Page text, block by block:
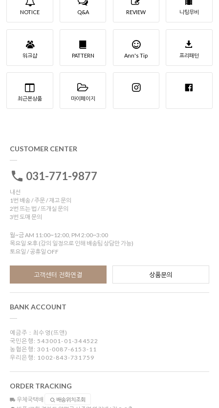
NOTICE Q&A REVIEW 니팅무비
워크샵 PATTERN Ann's Tip 프리패턴
최근본상품 마이페이지
CUSTOMER CENTER
031-771-9877
내선
1번 배송 / 주문 / 재고 문의
2번 뜨는 법 / 뜨개실 문의
3번 도매 문의
월~금 AM 11:00~12:00, PM 2:00~3:00
목요일 오후 (강의 일정으로 인해 배송팀 상담만 가능)
토요일 / 공휴일 OFF
고객센터 전화연결 상품문의
BANK ACCOUNT
예금주 : 최수영(뜨앤)
국민은행: 543001-01-344522
농협은행: 301-0087-6153-11
우리은행: 1002-843-731759
ORDER TRACKING
우체국택배 배송위치조회